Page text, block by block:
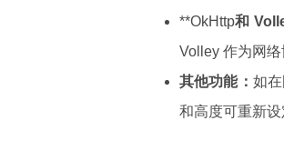
**OkHttp和
Volley 作为网
其他功能： 如
和高度可重新